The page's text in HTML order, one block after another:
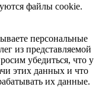
файлы cookie.
персональные
из представляемой
убедиться, что у
этих данных и что
их данные.